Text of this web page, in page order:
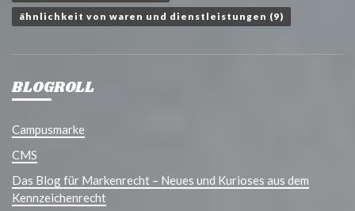
ähnlichkeit von waren und dienstleistungen (9)
BLOGROLL
Campusmarke
CMS
Das Blog für Markenrecht – Neues und Kurioses aus dem
Kennzeichenrecht